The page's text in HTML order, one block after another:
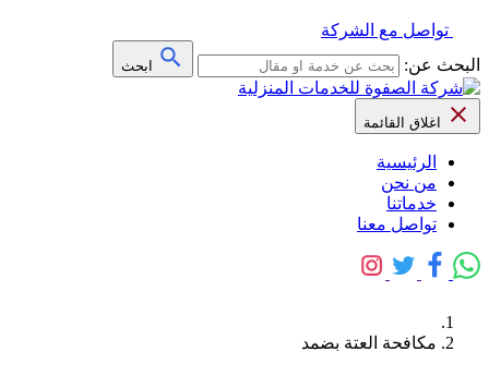
تواصل مع الشركة
البحث عن:
ابحث
اغلاق القائمة
الرئيسية
من نحن
خدماتنا
تواصل معنا
مكافحة العتة بضمد